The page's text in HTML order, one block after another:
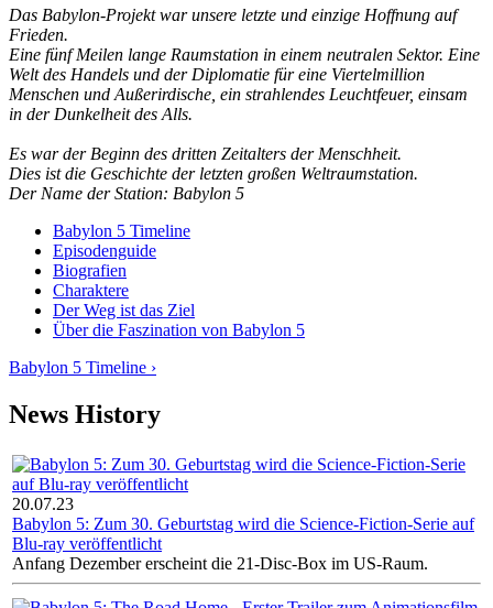
Das Babylon-Projekt war unsere letzte und einzige Hoffnung auf
Frieden.
Eine fünf Meilen lange Raumstation in einem neutralen Sektor. Eine
Welt des Handels und der Diplomatie für eine Viertelmillion
Menschen und Außerirdische, ein strahlendes Leuchtfeuer, einsam
in der Dunkelheit des Alls.
Es war der Beginn des dritten Zeitalters der Menschheit.
Dies ist die Geschichte der letzten großen Weltraumstation.
Der Name der Station: Babylon 5
Babylon 5 Timeline
Episodenguide
Biografien
Charaktere
Der Weg ist das Ziel
Über die Faszination von Babylon 5
Babylon 5 Timeline ›
News History
20.07.23
Babylon 5: Zum 30. Geburtstag wird die Science-Fiction-Serie auf
Blu-ray veröffentlicht
Anfang Dezember erscheint die 21-Disc-Box im US-Raum.